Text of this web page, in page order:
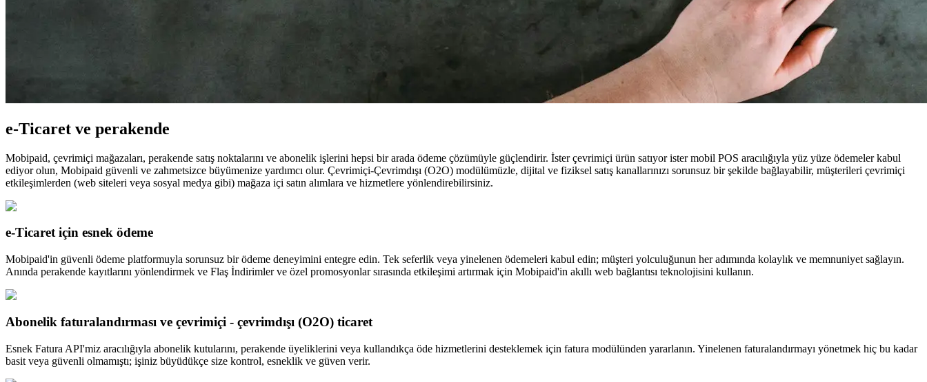
e-Ticaret ve perakende
Mobipaid, çevrimiçi mağazaları, perakende satış noktalarını ve abonelik işlerini hepsi bir arada ödeme çözümüyle güçlendirir. İster çevrimiçi ürün satıyor ister mobil POS aracılığıyla yüz yüze ödemeler kabul
ediyor olun, Mobipaid güvenli ve zahmetsizce büyümenize yardımcı olur. Çevrimiçi-Çevrimdışı (O2O) modülümüzle, dijital ve fiziksel satış kanallarınızı sorunsuz bir şekilde bağlayabilir, müşterileri çevrimiçi
etkileşimlerden (web siteleri veya sosyal medya gibi) mağaza içi satın alımlara ve hizmetlere yönlendirebilirsiniz.
e-Ticaret için esnek ödeme
Mobipaid'in güvenli ödeme platformuyla sorunsuz bir ödeme deneyimini entegre edin. Tek seferlik veya yinelenen ödemeleri kabul edin; müşteri yolculuğunun her adımında kolaylık ve memnuniyet sağlayın.
Anında perakende kayıtlarını yönlendirmek ve Flaş İndirimler ve özel promosyonlar sırasında etkileşimi artırmak için Mobipaid'in akıllı web bağlantısı teknolojisini kullanın.
Abonelik faturalandırması ve çevrimiçi - çevrimdışı (O2O) ticaret
Esnek Fatura API'miz aracılığıyla abonelik kutularını, perakende üyeliklerini veya kullandıkça öde hizmetlerini desteklemek için fatura modülünden yararlanın. Yinelenen faturalandırmayı yönetmek hiç bu kadar
basit veya güvenli olmamıştı; işiniz büyüdükçe size kontrol, esneklik ve güven verir.